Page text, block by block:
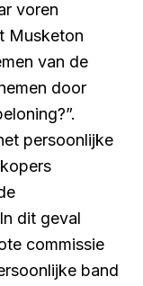
voren
Musketon
van de
door
persoonlijke
dit geval
commissie
band